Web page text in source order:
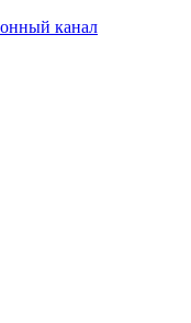
канал